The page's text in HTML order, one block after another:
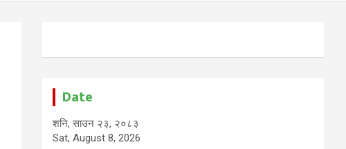
Date
शनि, साउन २३, २०८३
Sat, August 8, 2026